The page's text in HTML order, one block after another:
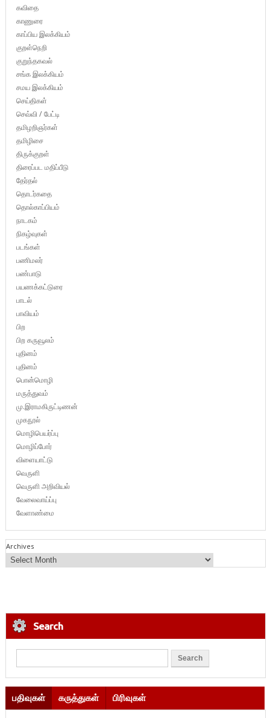
கவிதை
காணுரை
காப்பிய இலக்கியம்
குறள்நெறி
குறுந்தகவல்
சங்க இலக்கியம்
சமய இலக்கியம்
செய்திகள்
செவ்வி / பேட்டி
தமிழறிஞர்கள்
தமிழிசை
திருக்குறள்
திரைப்பட மதிப்பீடு
தேர்தல்
தொடர்கதை
தொல்காப்பியம்
நாடகம்
நிகழ்வுகள்
படங்கள்
பணிமலர்
பண்பாடு
பயணக்கட்டுரை
பாடல்
பாவியம்
பிற
பிற கருவூலம்
புதினம்
புதினம்
பொன்மொழி
மருத்துவம்
மு.இராமகிருட்டிணன்
முகநூல்
மொழிபெயர்ப்பு
மொழிப்போர்
விளையாட்டு
வெருளி
வெருளி அறிவியல்
வேலைவாய்ப்பு
வேளாண்மை
Archives
Search
பதிவுகள் கருத்துகள் பிரிவுகள்